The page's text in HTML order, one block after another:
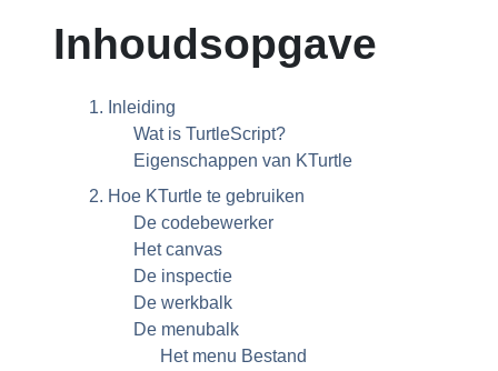
Inhoudsopgave
1. Inleiding
Wat is TurtleScript?
Eigenschappen van KTurtle
2. Hoe KTurtle te gebruiken
De codebewerker
Het canvas
De inspectie
De werkbalk
De menubalk
Het menu Bestand